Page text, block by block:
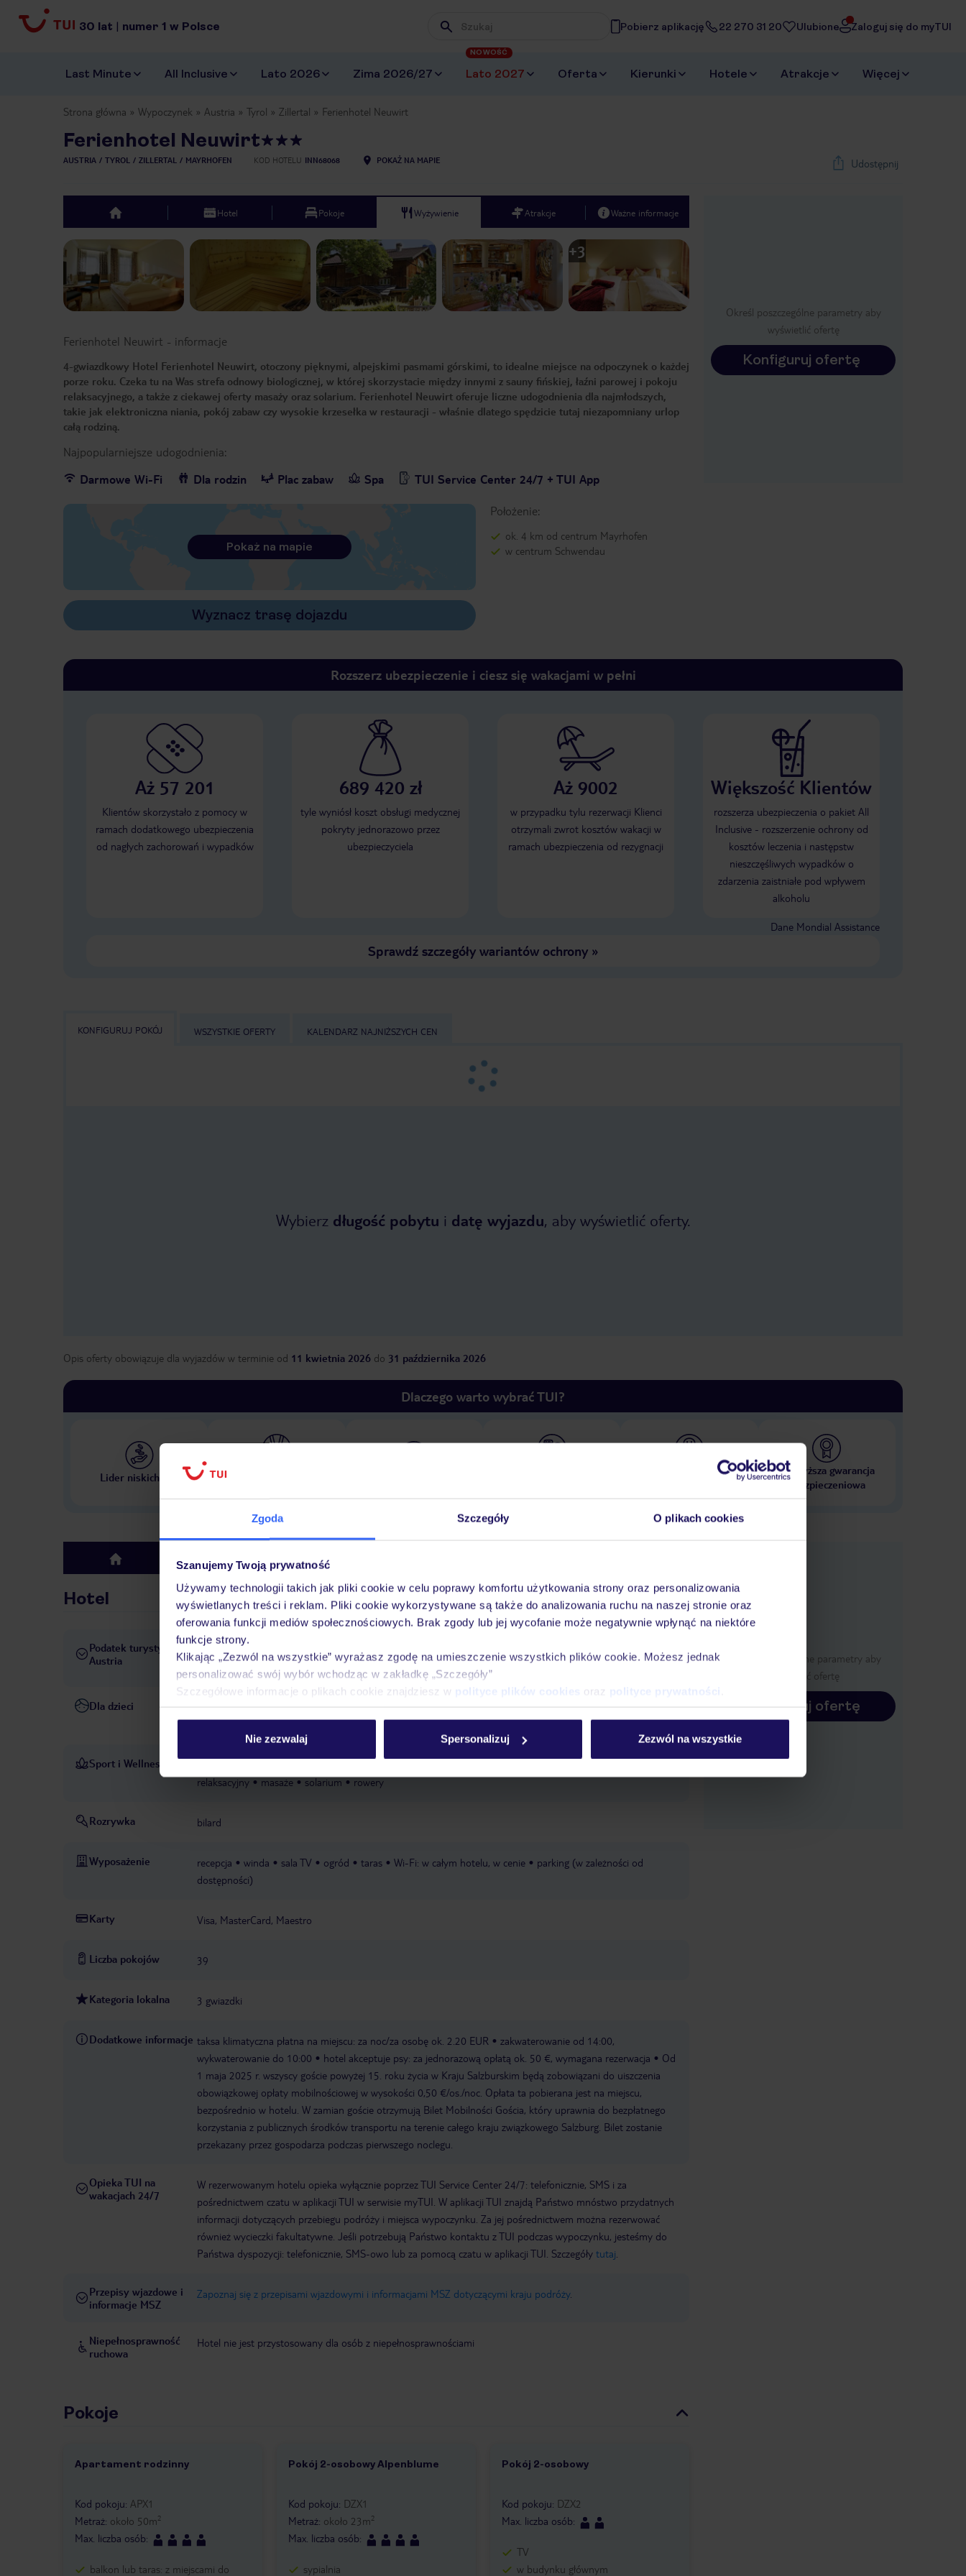
Zgoda Szczegóły O plikach cookies
Szanujemy Twoją prywatność
Używamy technologii takich jak pliki cookie w celu poprawy komfortu użytkowania strony oraz personalizowania
wyświetlanych treści i reklam. Pliki cookie wykorzystywane są także do analizowania ruchu na naszej stronie oraz
oferowania funkcji mediów społecznościowych. Brak zgody lub jej wycofanie może negatywnie wpłynąć na niektóre
funkcje strony.
Klikając „Zezwól na wszystkie” wyrażasz zgodę na umieszczenie wszystkich plików cookie. Możesz jednak
personalizować swój wybór wchodząc w zakładkę „Szczegóły”
Szczegółowe informacje o plikach cookie znajdziesz w polityce plików cookies oraz polityce prywatności
Nie zezwalaj Spersonalizuj Zezwól na wszystkie
30 lat | numer 1 w Polsce Wpisz frazę, której szukasz
Pobierz aplikację 22 270 31 20 Ulubione Zaloguj się do myTUI
Last Minute All Inclusive Lato 2026 Zima 2026/27 Lato 2027
NOWOŚĆ
Oferta Kierunki Hotele Atrakcje Więcej
Strona główna Wypoczynek Austria Tyrol Zillertal Ferienhotel Neuwirt
Ferienhotel Neuwirt
AUSTRIA TYROL ZILLERTAL MAYRHOFEN KOD HOTELU INN68068 POKAŻ NA MAPIE Udostępnij
Określ poszczególne parametry aby
wyświetlić ofertę
Konfiguruj ofertę
top Hotel Pokoje Wyżywienie Atrakcje Ważne informacje
Previous slide Next slide
1/9
+3
Ferienhotel Neuwirt - informacje
4-gwiazdkowy Hotel Ferienhotel Neuwirt, otoczony pięknymi, alpejskimi pasmami górskimi, to idealne miejsce na odpoczynek o każdej
porze roku. Czeka tu na Was strefa odnowy biologicznej, w której skorzystacie między innymi z sauny fińskiej, łaźni parowej i pokoju
relaksacyjnego, a także z ciekawej oferty masaży oraz solarium. Ferienhotel Neuwirt oferuje liczne udogodnienia dla najmłodszych,
takie jak elektroniczna niania, pokój zabaw czy wysokie krzesełka w restauracji - właśnie dlatego spędzicie tutaj niezapomniany urlop
całą rodziną.
Najpopularniejsze udogodnienia:
Darmowe Wi-Fi
Dla rodzin Plac zabaw Spa TUI Service Center 24/7 + TUI App
Położenie:
ok. 4 km od centrum Mayrhofen
w centrum Schwendau
Pokaż na mapie
Wyznacz trasę dojazdu
Rozszerz ubezpieczenie i ciesz się wakacjami w pełni
Aż 57 201
Klientów skorzystało z pomocy w
ramach dodatkowego ubezpieczenia
od nagłych zachorowań i wypadków
689 420 zł
tyle wyniósł koszt obsługi medycznej
pokryty jednorazowo przez
ubezpieczyciela
Aż 9002
w przypadku tylu rezerwacji Klienci
otrzymali zwrot kosztów wakacji w
ramach ubezpieczenia od rezygnacji
Większość Klientów
rozszerza ubezpieczenia o pakiet All
Inclusive - rozszerzenie ochrony od
kosztów leczenia i następstw
nieszczęśliwych wypadków o
zdarzenia zaistniałe pod wpływem
alkoholu
Dane Mondial Assistance
Sprawdź szczegóły wariantów ochrony»
KONFIGURUJ POKÓJ WSZYSTKIE OFERTY KALENDARZ NAJNIŻSZYCH CEN
Wybierz długość pobytu i datę wyjazdu, aby wyświetlić oferty.
Opis oferty obowiązuje dla wyjazdów w terminie od 11 kwietnia 2026 do 31 października 2026
Dlaczego warto wybrać TUI?
Lider niskich cen
Największe biuro podróży
10 000 hoteli w ponad 50
Najwyższa gwarancja
ubezpieczeniowa
top Hotel Pokoje
Hotel
Podatek turystyczny
Austria
Obowiązuje podatek turystyczny, który należy opłacić bezpośrednio w recepcji hotelu. Wysokość opłaty
wynosi od 2 do 4 EUR/os/dzień.
Dla dzieci elektroniczna niania: na zapytanie wysokie krzesełka dla dzieci pokój zabaw plac zabaw
łóżeczka dla
dzieci/niemowląt: w cenie, wymagana rezerwacja
Sport i Wellness
relaksacyjny
masaże solarium rowery
Rozrywka bilard
Wyposażenie recepcja winda sala TV ogród taras Wi-Fi: w całym hotelu, w cenie
parking (w zależności od
dostępności)
Karty Visa, MasterCard, Maestro
Liczba pokojów 39
Kategoria lokalna 3 gwiazdki
Dodatkowe informacje taksa klimatyczna płatna na miejscu: za noc/za osobę ok. 2.20 EUR
zakwaterowanie od 14:00,
wykwaterowanie do 10:00
hotel akceptuje psy: za jednorazową opłatą ok. 50 €, wymagana rezerwacja
Od
1 maja 2025 r. wszyscy goście powyżej 15. roku życia w Kraju Salzburskim będą zobowiązani do uiszczenia
obowiązkowej opłaty mobilnościowej w wysokości 0,50 €/os./noc. Opłata ta pobierana jest na miejscu,
bezpośrednio w hotelu. W zamian goście otrzymują Bilet Mobilności Gościa, który uprawnia do bezpłatnego
korzystania z publicznych środków transportu na terenie całego kraju związkowego Salzburg. Bilet zostanie
przekazany przez gospodarza podczas pierwszego noclegu.
Opieka TUI na
wakacjach 24/7
W rezerwowanym hotelu opieka wyłącznie poprzez TUI Service Center 24/7: telefonicznie, SMS i za
pośrednictwem czatu w aplikacji TUI w serwisie myTUI. W aplikacji TUI znajdą Państwo mnóstwo przydatnych
informacji dotyczących przebiegu podróży i miejsca wypoczynku. Za jej pośrednictwem można rezerwować
również wycieczki fakultatywne. Jeśli potrzebują Państwo kontaktu z TUI podczas wypoczynku, jesteśmy do
Państwa dyspozycji: telefonicznie, SMS-owo lub za pomocą czatu w aplikacji TUI. Szczegóły tutaj
Przepisy wjazdowe i
informacje MSZ
Zapoznaj się z przepisami wjazdowymi i informacjami MSZ dotyczącymi kraju podróży.
Niepełnosprawność
ruchowa
Hotel nie jest przystosowany dla osób z niepełnosprawnościami
Pokoje
Apartament rodzinny
1 /5
Kod pokoju: APX1
Metraż: około 50m2
Max. liczba osób:
balkon lub taras: z miejscami do
Pokój 2-osobowy Alpenblume
1 / 5
Kod pokoju: DZX1
Metraż: około 23m2
Max. liczba osób:
sypialnia
Pokój 2-osobowy
1 / 4
Kod pokoju: DZX2
Max. liczba osób:
TV
w budynku głównym
Określ poszczególne parametry aby
wyświetlić ofertę
Konfiguruj ofertę